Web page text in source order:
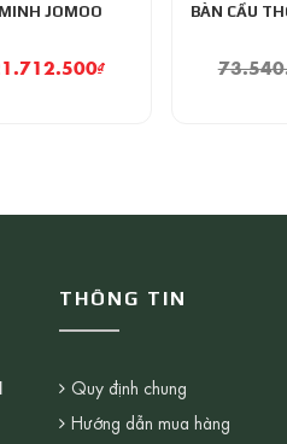
JOMOO
₫
BÀN CẦU
THÔNG TIN
Quy định chung
Hướng dẫn mua hàng